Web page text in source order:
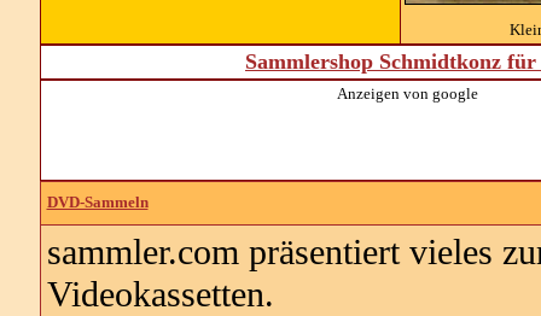
Sammlershop Schmidtkonz
Anzeigen von google
DVD-Sammeln
sammler.com präsentiert vieles
Videokassetten.